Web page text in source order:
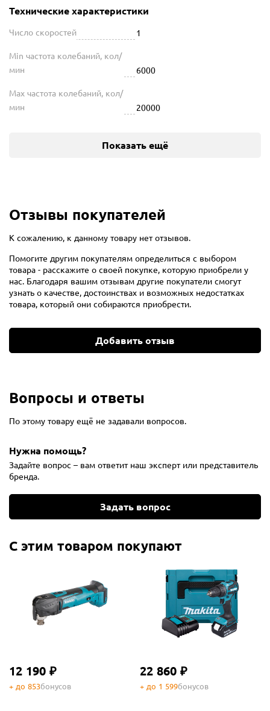
Технические характеристики
Число скоростей 1
Min частота колебаний, кол/
мин
6000
Max частота колебаний, кол/
мин
20000
Показать ещё
Отзывы покупателей
К сожалению, к данному товару нет отзывов.
Помогите другим покупателям определиться с выбором
товара - расскажите о своей покупке, которую приобрели у
нас. Благодаря вашим отзывам другие покупатели смогут
узнать о качестве, достоинствах и возможных недостатках
товара, который они собираются приобрести.
Добавить отзыв
Вопросы и ответы
По этому товару ещё не задавали вопросов.
Нужна помощь?
Задайте вопрос – вам ответит наш эксперт или представитель
бренда.
Задать вопрос
С этим товаром покупают
12 190 ₽
+ до 853бонусов
22 860 ₽
+ до 1 599бонусов